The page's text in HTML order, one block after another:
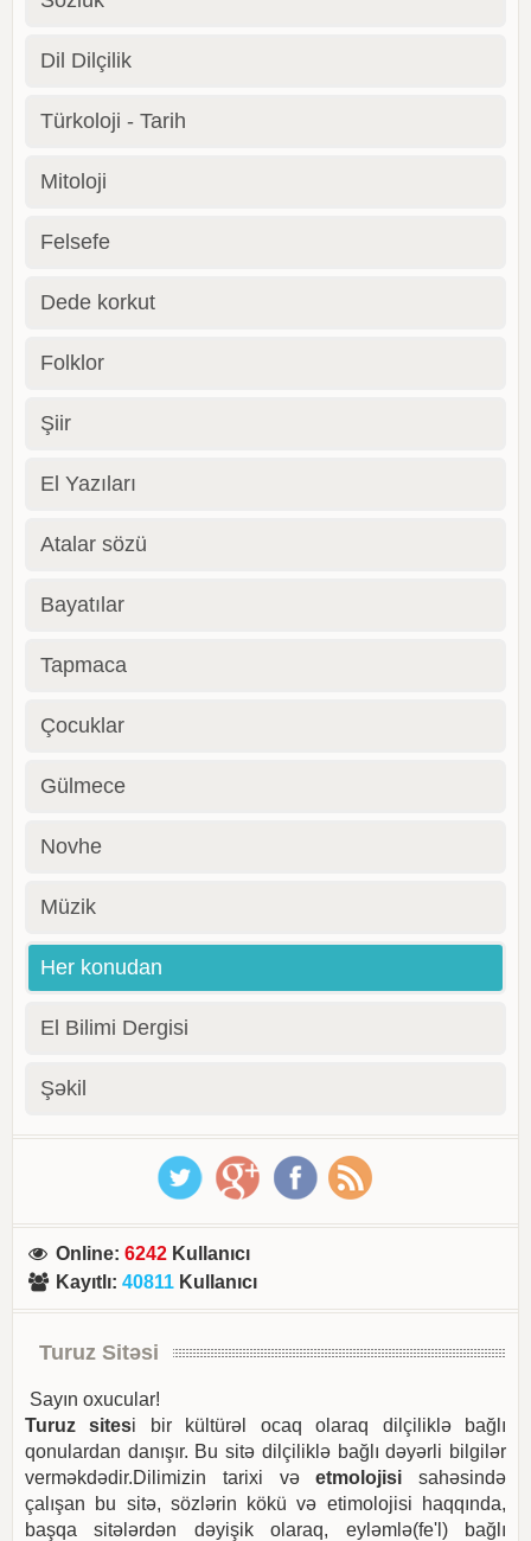
Dil Dilçilik
Türkoloji - Tarih
Mitoloji
Felsefe
Dede korkut
Folklor
Şiir
El Yazıları
Atalar sözü
Bayatılar
Tapmaca
Çocuklar
Gülmece
Novhe
Müzik
Her konudan
El Bilimi Dergisi
Şəkil
Online:6242 Kullanıcı
Kayıtlı:40811 Kullanıcı
Turuz Sitəsi
Sayın oxucular!
Turuz sitesi bir kültürəl ocaq olaraq dilçiliklə bağlı
qonulardan danışır. Bu sitə dilçiliklə bağlı dəyərli bilgilər
verməkdədir.Dilimizin tarixi vəetmolojisi sahəsində
çalışan bu sitə, sözlərin kökü və etimolojisi haqqında,
başqa sitələrdən dəyişik olaraq, eyləmlə(fe'l) bağlı